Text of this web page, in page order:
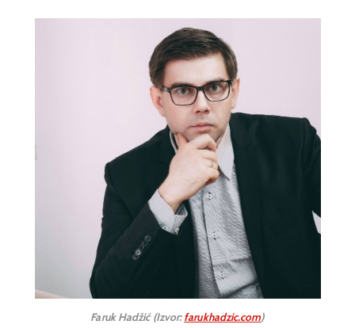
Faruk Hadžić (Izvor:farukhadzic.com)